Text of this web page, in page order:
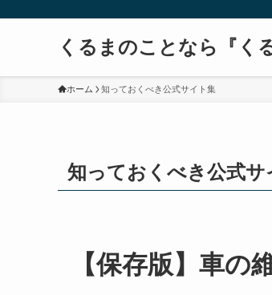
くるまのことなら『く
ホーム 知っておくべき公式サイト集
知っておくべき公式サ
【保存版】車